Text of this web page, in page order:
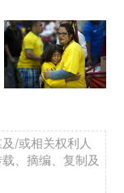
/或相关权利人
、摘编、复制及